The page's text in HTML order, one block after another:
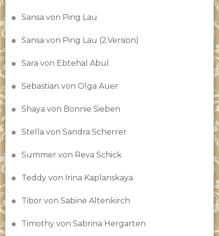
Sansa von Ping Lau
Sansa von Ping Lau (2.Version)
Sara von Ebtehal Abul
Sebastian von Olga Auer
Shaya von Bonnie Sieben
Stella von Sandra Scherrer
Summer von Reva Schick
Teddy von Irina Kaplanskaya
Tibor von Sabine Altenkirch
Timothy von Sabrina Hergarten